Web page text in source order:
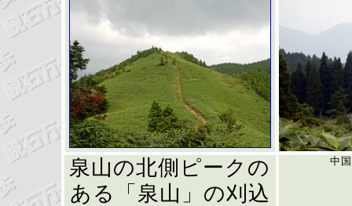
泉山の北側ピークの
ある「泉山」の刈込
中